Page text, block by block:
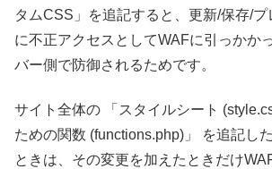
タムCSS」を追記すると、更新/保存/
に不正アクセスとしてWAFに引っかか
バー側で防御されるためです。
サイト全体の 「スタイルシート
ための関数 (functions.php)」 を追記し
ときは、その変更を加えたときだけ